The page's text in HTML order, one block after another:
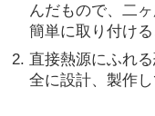
んだもので、二
簡単に取り付ける
直接熱源にふれ
全に設計、製作し